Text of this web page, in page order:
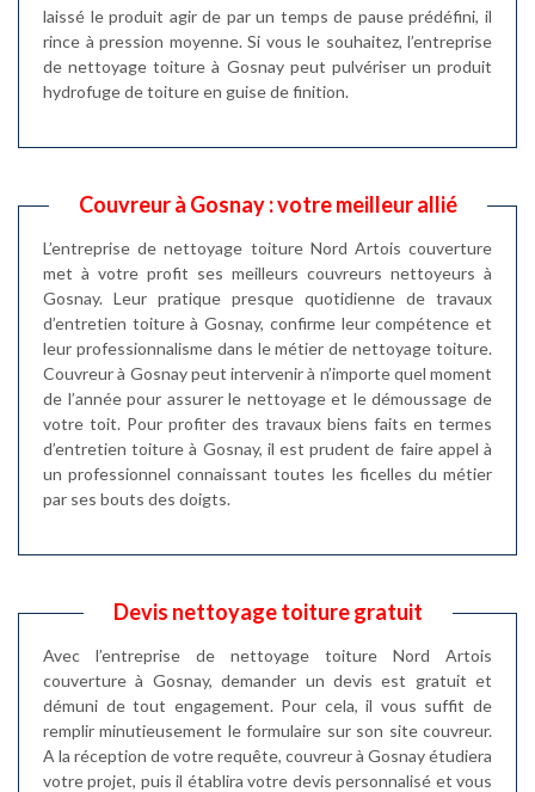
laissé le produit agir de par un temps de pause prédéfini, il
rince à pression moyenne. Si vous le souhaitez, l’entreprise
de nettoyage toiture à Gosnay peut pulvériser un produit
hydrofuge de toiture en guise de finition.
Couvreur à Gosnay : votre meilleur allié
L’entreprise de nettoyage toiture Nord Artois couverture
met à votre profit ses meilleurs couvreurs nettoyeurs à
Gosnay. Leur pratique presque quotidienne de travaux
d’entretien toiture à Gosnay, confirme leur compétence et
leur professionnalisme dans le métier de nettoyage toiture.
Couvreur à Gosnay peut intervenir à n’importe quel moment
de l’année pour assurer le nettoyage et le démoussage de
votre toit. Pour profiter des travaux biens faits en termes
d’entretien toiture à Gosnay, il est prudent de faire appel à
un professionnel connaissant toutes les ficelles du métier
par ses bouts des doigts.
Devis nettoyage toiture gratuit
Avec l’entreprise de nettoyage toiture Nord Artois
couverture à Gosnay, demander un devis est gratuit et
démuni de tout engagement. Pour cela, il vous suffit de
remplir minutieusement le formulaire sur son site couvreur.
A la réception de votre requête, couvreur à Gosnay étudiera
votre projet, puis il établira votre devis personnalisé et vous